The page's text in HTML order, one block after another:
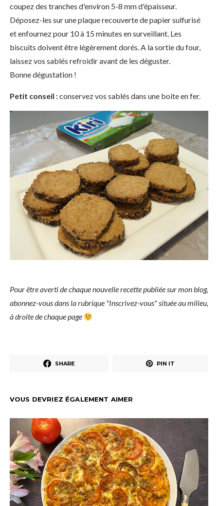
coupez des tranches d'environ 5-8 mm d'épaisseur.
Déposez-les sur une plaque recouverte de papier sulfurisé
et enfournez pour 10 à 15 minutes en surveillant. Les
biscuits doivent être légèrement dorés. A la sortie du four,
laissez vos sablés refroidir avant de les déguster.
Bonne dégustation !
Petit conseil :conservez vos sablés dans une boite en fer.
Pour être averti de chaque nouvelle recette publiée sur mon blog,
abonnez-vous dans la rubrique "Inscrivez-vous" située au milieu,
à droite de chaque page
SHARE PIN IT
VOUS DEVRIEZ ÉGALEMENT AIMER